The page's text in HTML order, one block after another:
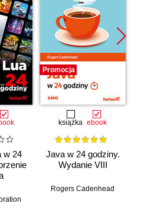
w 24
Promocja
książka ebook
Java w 24 godziny.
Wydanie VIII
Rogers Cadenhead